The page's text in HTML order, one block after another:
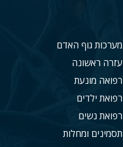
מערכות גוף האדם
עזרה ראשונה
רפואה מונעת
רפואת ילדים
רפואת נשים
תסמינים ומחלות